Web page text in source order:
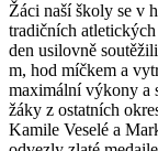
Žáci naší školy se v
tradičních
den usilovně
m, hod míčkem a
maximální výkony a
žáky z ostatních
Kamile Veselé a